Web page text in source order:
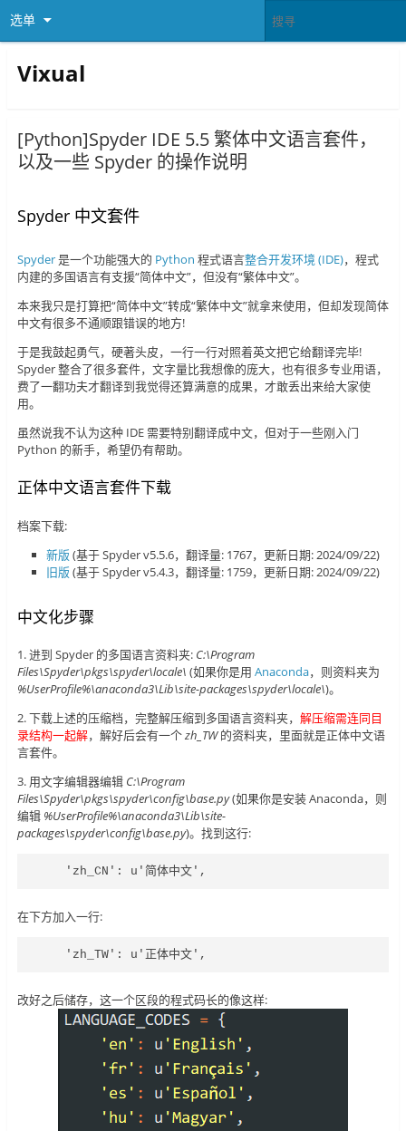
选单
Vixual
[Python]Spyder IDE 5.5 繁体中文语言套件，
以及一些 Spyder 的操作说明
Spyder 中文套件
Spyder是一个功能强大的 Python 程式语言整合开发环境 (IDE)，程式
内建的多国语言有支援“简体中文”，但没有“繁体中文”。
本来我只是打算把“简体中文”转成“繁体中文”就拿来使用，但却发现简体
中文有很多不通顺跟错误的地方!
于是我鼓起勇气，硬著头皮，一行一行对照着英文把它给翻译完毕!
Spyder 整合了很多套件，文字量比我想像的庞大，也有很多专业用语，
费了一翻功夫才翻译到我觉得还算满意的成果，才敢丢出来给大家使
用。
虽然说我不认为这种 IDE 需要特别翻译成中文，但对于一些刚入门
Python 的新手，希望仍有帮助。
正体中文语言套件下载
档案下载:
新版 (基于 Spyder v5.5.6，翻译量: 1767，更新日期: 2024/09/22)
旧版 (基于 Spyder v5.4.3，翻译量: 1759，更新日期: 2024/09/22)
中文化步骤
1. 进到 Spyder 的多国语言资料夹: C:\Program
Files\Spyder\pkgs\spyder\locale\ (如果你是用 Anaconda，则资料夹为
%UserProfile%\anaconda3\Lib\site-packages\spyder\locale\)。
2. 下载上述的压缩档，完整解压缩到多国语言资料夹， 解压缩需连同目
录结构一起解，解好后会有一个zh_TW的资料夹，里面就是正体中文语
言套件。
3. 用文字编辑器编辑 C:\Program
Files\Spyder\pkgs\spyder\config\base.py(如果你是安装 Anaconda，则
编辑 %UserProfile%\anaconda3\Lib\site-
packages\spyder\config\base.py)。找到这行:
    'zh_CN': u'简体中文',
在下方加入一行:
    'zh_TW': u'正体中文',
改好之后储存，这一个区段的程式码长的像这样: